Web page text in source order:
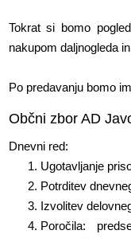
Tokrat si bomo
nakupom daljnogleda
Po predavanju bomo
Občni zbor AD
Dnevni red:
Ugotavljanje
Potrditev
Izvolitev
Poročila: